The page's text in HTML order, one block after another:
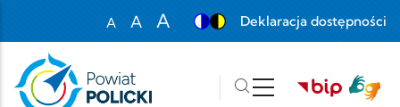
A
Set font size to 100%
A
A
Deklaracja dostępności